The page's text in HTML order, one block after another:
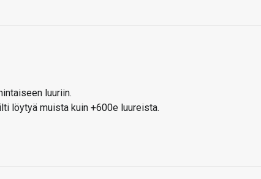
luuriin.
löytyä muista kuin +600e luureista.